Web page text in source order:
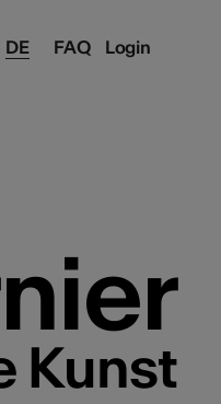
FAQ Login
DE
Kunst